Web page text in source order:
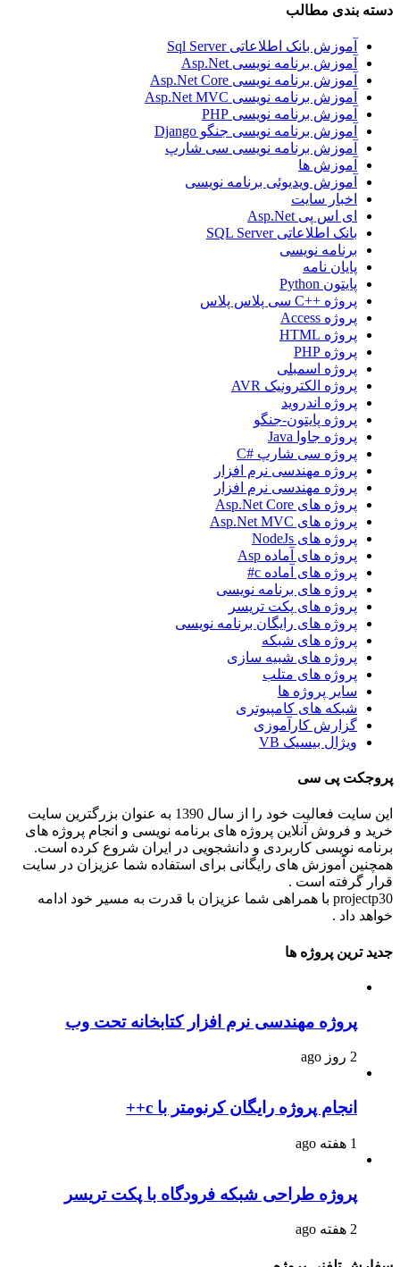
دسته بندی مطالب
آموزش بانک اطلاعاتی Sql Server
آموزش برنامه نویسی Asp.Net
آموزش برنامه نویسی Asp.Net Core
آموزش برنامه نویسی Asp.Net MVC
آموزش برنامه نویسی PHP
آموزش برنامه نویسی جنگو Django
آموزش برنامه نویسی سی شارپ
آموزش ها
آموزش ویدیوئی برنامه نویسی
اخبار سایت
ای اس پی Asp.Net
بانک اطلاعاتی SQL Server
برنامه نویسی
پایان نامه
پایتون Python
پروژه ++C سی پلاس پلاس
پروژه Access
پروژه HTML
پروژه PHP
پروژه اسمبلی
پروژه الکترونیک AVR
پروژه اندروید
پروژه پایتون-جنگو
پروژه جاوا Java
پروژه سی شارپ #C
پروژه مهندسی نرم افزار
پروژه مهندسی نرم افزار
پروژه های Asp.Net Core
پروژه های Asp.Net MVC
پروژه های NodeJs
پروژه های آماده Asp
پروژه های آماده c#
پروژه های برنامه نویسی
پروژه های پکت تریسر
پروژه های رایگان برنامه نویسی
پروژه های شبکه
پروژه های شبیه سازی
پروژه های متلب
سایر پروژه ها
شبکه های کامپیوتری
گزارش کارآموزی
ویژال بیسیک VB
پروجکت پی سی
این سایت فعالیت خود را از سال 1390 به عنوان بزرگترین سایت
خرید و فروش آنلاین پروژه های برنامه نویسی و انجام پروژه های
برنامه نویسی کاربردی و دانشجویی در ایران شروع کرده است.
همچنین آموزش های رایگانی برای استفاده شما عزیزان در سایت
قرار گرفته است .
projectp30 با همراهی شما عزیزان با قدرت به مسیر خود ادامه
خواهد داد .
جدید ترین پروژه ها
پروژه مهندسی نرم افزار کتابخانه تحت وب
2 روز ago
انجام پروژه رایگان کرنومتر با c++
1 هفته ago
پروژه طراحی شبکه فرودگاه با پکت تریسر
2 هفته ago